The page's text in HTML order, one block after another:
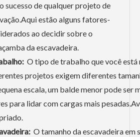
sucesso de qualquer projeto de
estão alguns fatores-
ao decidir sobre o
da escavadeira.
O tipo de trabalho que você
projetos exigem diferentes
escala, um balde menor pode
para lidar com cargas mais
O tamanho da escavadeira em